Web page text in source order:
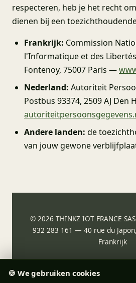
respecteren, heb je het recht
dienen bij een
Frankrijk: Commission
l'Informatique et des
Fontenoy, 75007 Paris —
Nederland: Autoriteit
Postbus 93374, 2509 AJ Den
Andere landen: de
van jouw gewone
© 2026 THINKZ IOT FRANCE
932 283 161 — 40 rue du
Frankrijk
🍪 We gebruiken cookies